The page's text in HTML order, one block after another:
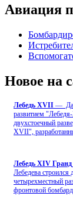
Авиация
Новое на
Лебедь ХVII —
развитием
двухстоечный
XVII",
Лебедь ХIV Гранд
Лебедева
четырехместный
фронтовой